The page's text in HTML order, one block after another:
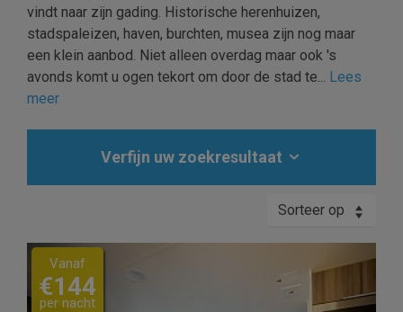
vindt naar zijn gading. Historische herenhuizen,
stadspaleizen, haven, burchten, musea zijn nog maar
een klein aanbod. Niet alleen overdag maar ook 's
avonds komt u ogen tekort om door de stad te... Lees
meer
Verfijn uw zoekresultaat
Sorteer op
Previous Next
Vanaf
€144
per nacht